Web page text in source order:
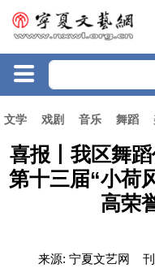
文学 戏剧 音乐 舞蹈
喜报丨我区舞
第十三届“小荷
高荣
来源: 宁夏文艺网